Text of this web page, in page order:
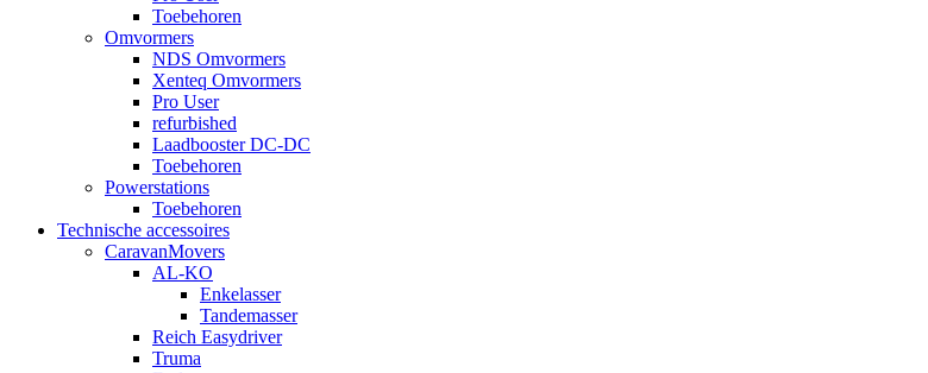
Toebehoren
Omvormers
NDS Omvormers
Xenteq Omvormers
Pro User
refurbished
Laadbooster DC-DC
Toebehoren
Powerstations
Toebehoren
Technische accessoires
CaravanMovers
AL-KO
Enkelasser
Tandemasser
Reich Easydriver
Truma